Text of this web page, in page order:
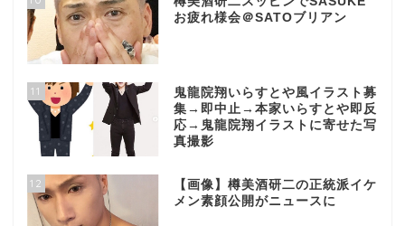
お疲れ様会＠SATOブリアン
11
鬼龍院翔いらすとや風イラスト募
集→即中止→本家いらすとや即反
応→鬼龍院翔イラストに寄せた写
真撮影
12
【画像】樽美酒研二の正統派イケ
メン素顔公開がニュースに